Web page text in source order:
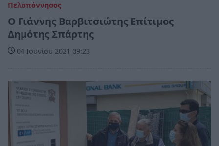
Πελοπόννησος
Ο Γιάννης Βαρβιτσιώτης Επίτιμος
Δημότης Σπάρτης
04 Ιουνίου 2021 09:23